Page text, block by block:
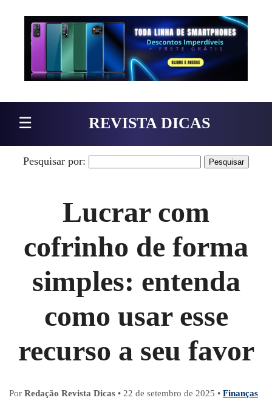
Pular para o conteúdo
☰ REVISTA DICAS
Pesquisar por:
Lucrar com
cofrinho de forma
simples: entenda
como usar esse
recurso a seu favor
Por Redação Revista Dicas • 22 de setembro de 2025 • Finanças